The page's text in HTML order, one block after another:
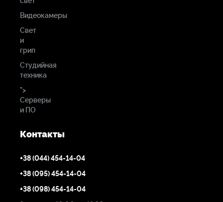
Видеокамеры
Свет
и
грип
Студийная
техника
">
Серверы
и ПО
Контакты
+38 (044) 454-14-04
+38 (095) 454-14-04
+38 (098) 454-14-04